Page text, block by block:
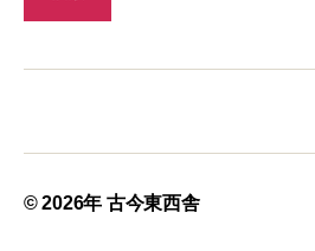
© 2026年 古今東西舎